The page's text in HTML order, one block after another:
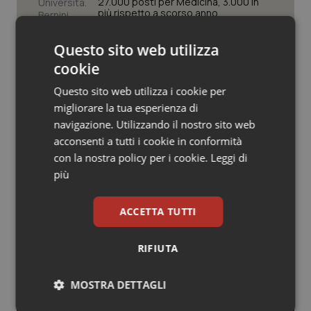
Oncologia & Nutrizione
Psoriasi & pelle
Quotidiano Cardiologia
Quotidiano Chirurgia
Quotidiano Oncologia
Quotidiano Pediatria
Rene & patologie urogenitali
più rispetto a scorso anno
Pnrr Salute. Missione 6 verso il
traguardo, in chiusura la
rendicontazione degli obiettivi per la
X e ultima rata
Caldo. Ministero: oltre 1.700 chiamate
al numero 1500 dal 22 giugno.
Proseguono monitoraggi e campagna
informativa
Cloud sanitario: infrastrutture,
Questo sito web utilizza
cookie
Questo sito web utilizza i cookie per
migliorare la tua esperienza di
navigazione. Utilizzando il nostro sito web
acconsenti a tutti i cookie in conformità
con la nostra policy per i cookie. Leggi di
più
ACCETTA TUTTI
RIFIUTA
MOSTRA DETTAGLI